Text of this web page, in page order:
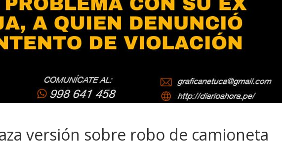
versión sobre robo de camioneta